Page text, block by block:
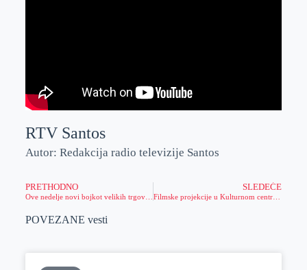
RTV Santos
Autor: Redakcija radio televizije Santos
PRETHODNO
Ove nedelje novi bojkot velikih trgovinskih lanaca
SLEDEĆE
POVEZANE vesti